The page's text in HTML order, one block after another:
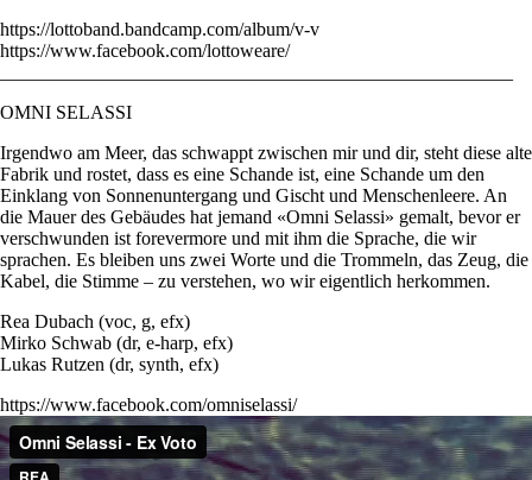
https://lottoband.bandcamp.com/album/v-v
https://www.facebook.com/lottoweare/
OMNI SELASSI
Irgendwo am Meer, das schwappt zwischen mir und dir, steht diese alte
Fabrik und rostet, dass es eine Schande ist, eine Schande um den
Einklang von Sonnenuntergang und Gischt und Menschenleere. An
die Mauer des Gebäudes hat jemand «Omni Selassi» gemalt, bevor er
verschwunden ist forevermore und mit ihm die Sprache, die wir
sprachen. Es bleiben uns zwei Worte und die Trommeln, das Zeug, die
Kabel, die Stimme – zu verstehen, wo wir eigentlich herkommen.
Rea Dubach (voc, g, efx)
Mirko Schwab (dr, e-harp, efx)
Lukas Rutzen (dr, synth, efx)
https://www.facebook.com/omniselassi/